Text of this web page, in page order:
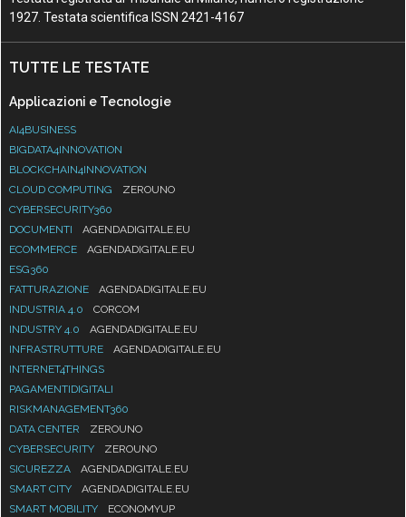
1927. Testata scientifica ISSN 2421-4167
TUTTE LE TESTATE
Applicazioni e Tecnologie
AI4BUSINESS
BIGDATA4INNOVATION
BLOCKCHAIN4INNOVATION
CLOUD COMPUTING
ZEROUNO
CYBERSECURITY360
DOCUMENTI
AGENDADIGITALE.EU
ECOMMERCE
AGENDADIGITALE.EU
ESG360
FATTURAZIONE
AGENDADIGITALE.EU
INDUSTRIA 4.0
CORCOM
INDUSTRY 4.0
AGENDADIGITALE.EU
INFRASTRUTTURE
AGENDADIGITALE.EU
INTERNET4THINGS
PAGAMENTIDIGITALI
RISKMANAGEMENT360
DATA CENTER
ZEROUNO
CYBERSECURITY
ZEROUNO
SICUREZZA
AGENDADIGITALE.EU
SMART CITY
AGENDADIGITALE.EU
SMART MOBILITY
ECONOMYUP